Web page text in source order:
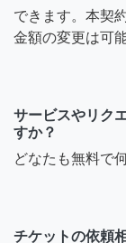
できます。本契
金額の変更は可
サービスやリク
すか？
どなたも無料で
チケットの依頼